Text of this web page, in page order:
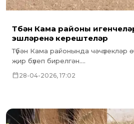
Түбән Кама районы
эшләренә керештеләр
Түбән Кама районында чәчүлекләр
җир бүлеп бирелгән....
28-04-2026, 17:02